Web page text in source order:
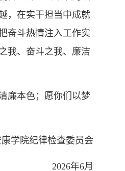
，在实干担当中成就
奋斗热情注入工作实
我、奋斗之我、廉洁
廉本色；愿你们以梦
学院纪律检查委员会
2026年6月